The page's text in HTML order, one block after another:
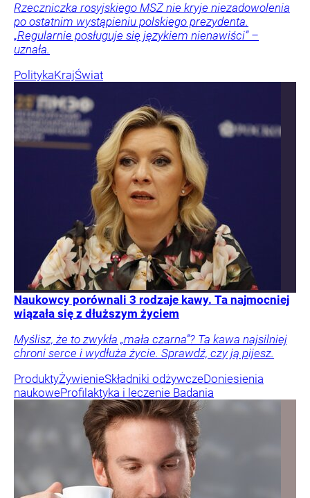
Rzeczniczka rosyjskiego MSZ nie kryje niezadowolenia
po ostatnim wystąpieniu polskiego prezydenta.
„Regularnie posługuje się językiem nienawiści” –
uznała.
PolitykaKrajŚwiat
Naukowcy porównali 3 rodzaje kawy. Ta najmocniej
wiązała się z dłuższym życiem
Myślisz, że to zwykła „mała czarna”? Ta kawa najsilniej
chroni serce i wydłuża życie. Sprawdź, czy ją pijesz.
ProduktyŻywienieSkładniki odżywczeDoniesienia
naukoweProfilaktyka i leczenie Badania